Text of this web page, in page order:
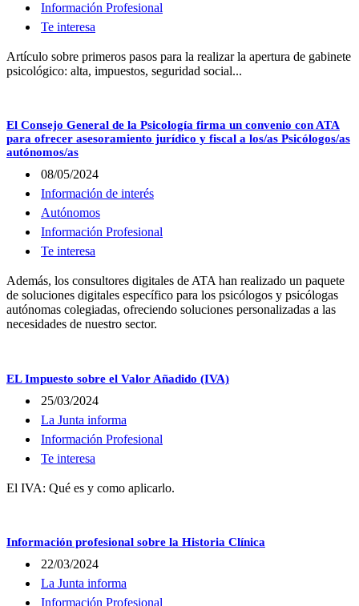
Información Profesional
Te interesa
Artículo sobre primeros pasos para la realizar la apertura de gabinete
psicológico: alta, impuestos, seguridad social...
El Consejo General de la Psicología firma un convenio con ATA
para ofrecer asesoramiento jurídico y fiscal a los/as Psicólogos/as
autónomos/as
08/05/2024
Información de interés
Autónomos
Información Profesional
Te interesa
Además, los consultores digitales de ATA han realizado un paquete
de soluciones digitales específico para los psicólogos y psicólogas
autónomas colegiadas, ofreciendo soluciones personalizadas a las
necesidades de nuestro sector.
EL Impuesto sobre el Valor Añadido (IVA)
25/03/2024
La Junta informa
Información Profesional
Te interesa
El IVA: Qué es y como aplicarlo.
Información profesional sobre la Historia Clínica
22/03/2024
La Junta informa
Información Profesional